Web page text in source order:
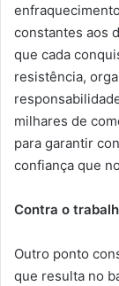
constantes aos
que cada
resistência,
milhares de
para garantir
confiança que
Contra o
Outro ponto
que resulta no